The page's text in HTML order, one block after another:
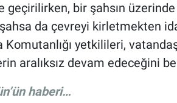
geçirilirken, bir şahsın
da çevreyi kirletmekten
Komutanlığı yetkilileri,
aralıksız devam edeceğini
haberi…